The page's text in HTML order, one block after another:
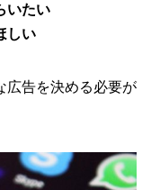
いたい
しい
広告を決める必要が